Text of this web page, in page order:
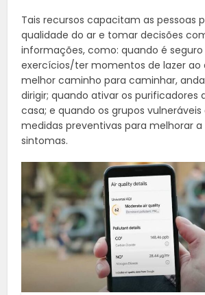
Tais recursos capacitam as pessoas
qualidade do ar e tomar decisões
informações, como: quando é
exercícios/ter momentos de lazer ao
melhor caminho para caminhar,
dirigir; quando ativar os purificadores
casa; e quando os grupos
medidas preventivas para melhorar a
sintomas.